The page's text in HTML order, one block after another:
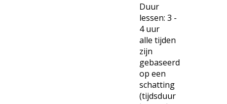
Duur
lessen: 3 -
4 uur
alle tijden
zijn
gebaseerd
op een
schatting
(tijdsduur